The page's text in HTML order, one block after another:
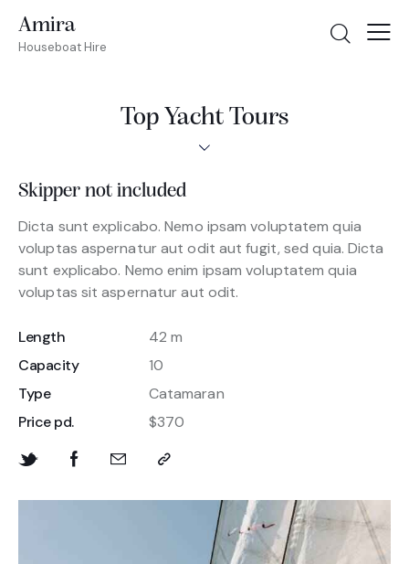
Amira
Houseboat Hire
Top Yacht Tours
Skipper not included
Dicta sunt explicabo. Nemo ipsam voluptatem quia
voluptas aspernatur aut odit aut fugit, sed quia. Dicta
sunt explicabo. Nemo enim ipsam voluptatem quia
voluptas sit aspernatur aut odit.
Length
42 m
Capacity
10
Type
Catamaran
Price pd.
$370